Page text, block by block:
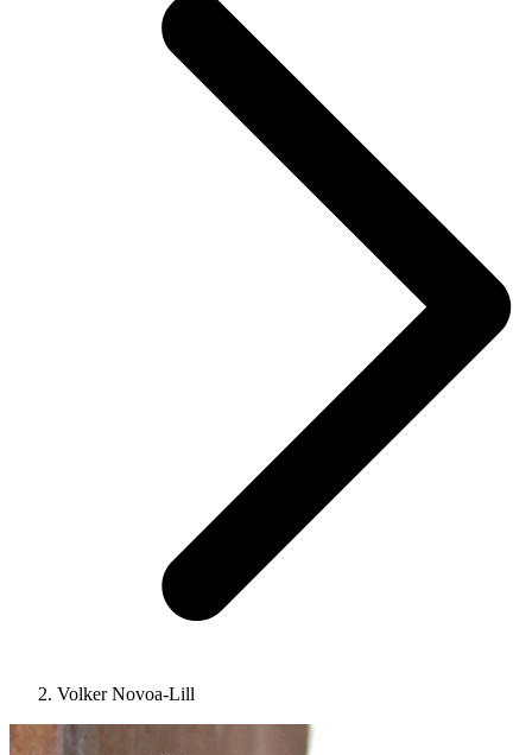
Volker Novoa-Lill